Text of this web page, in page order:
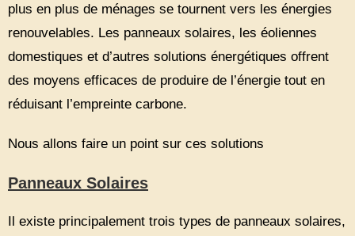
plus en plus de ménages se tournent vers les énergies
renouvelables. Les panneaux solaires, les éoliennes
domestiques et d’autres solutions énergétiques offrent
des moyens efficaces de produire de l’énergie tout en
réduisant l’empreinte carbone.
Nous allons faire un point sur ces solutions
Panneaux Solaires
Il existe principalement trois types de panneaux solaires,